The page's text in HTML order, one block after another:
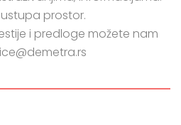
prostor.
i predloge možete nam